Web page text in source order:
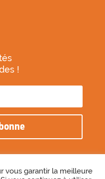
!
vous garantir la meilleure